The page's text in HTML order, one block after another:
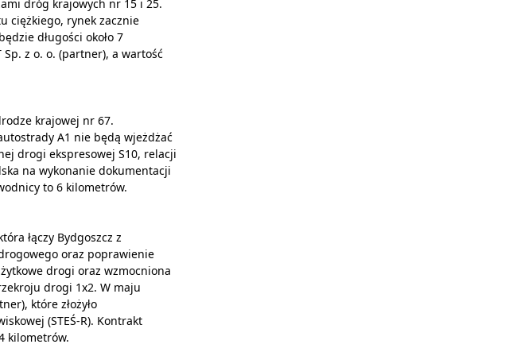
dróg krajowych nr 15 i 25.
ciężkiego, rynek zacznie
długości około 7
Sp. z o. o. (partner), a wartość
krajowej nr 67.
A1 nie będą wjeżdżać
drogi ekspresowej S10, relacji
na wykonanie dokumentacji
to 6 kilometrów.
łączy Bydgoszcz z
oraz poprawienie
drogi oraz wzmocniona
drogi 1x2. W maju
które złożyło
(STEŚ-R). Kontrakt
kilometrów.